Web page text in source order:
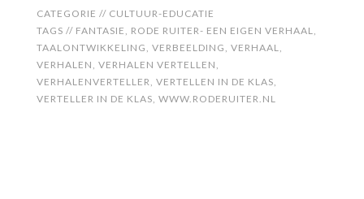
CATEGORIE // CULTUUR-EDUCATIE
TAGS // FANTASIE RODE RUITER- EEN EIGEN VERHAAL
TAALONTWIKKELING VERBEELDING VERHAAL
VERHALEN VERHALEN VERTELLEN
VERHALENVERTELLER VERTELLEN IN DE KLAS
VERTELLER IN DE KLAS WWW.RODERUITER.NL